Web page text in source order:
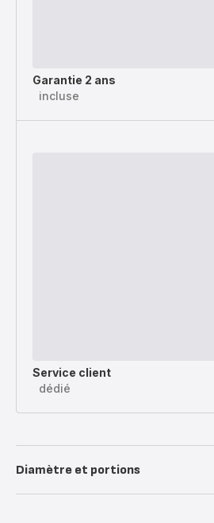
Garantie 2 ans
incluse
Service client
dédié
Diamètre et portions